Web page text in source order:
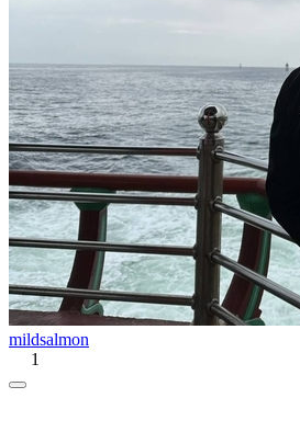
mildsalmon
1